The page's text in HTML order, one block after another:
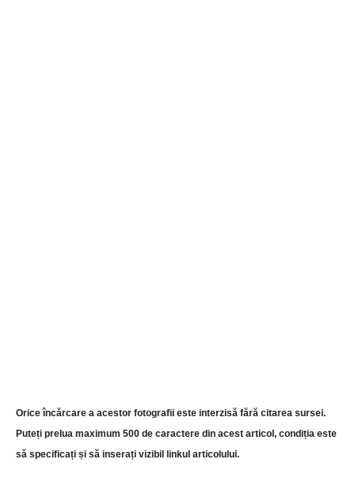
Orice încărcare a acestor fotografii este interzisă fără citarea sursei.
Puteți prelua maximum 500 de caractere din acest articol, condiția este
să specificați și să inserați vizibil linkul articolului.